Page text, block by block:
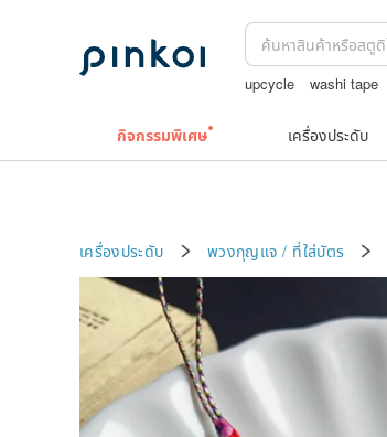
upcycle washi tape
กิจกรรมพิเศษ เครื่องประดับ
เครื่องประดับ พวงกุญแจ / ที่ใส่บัตร